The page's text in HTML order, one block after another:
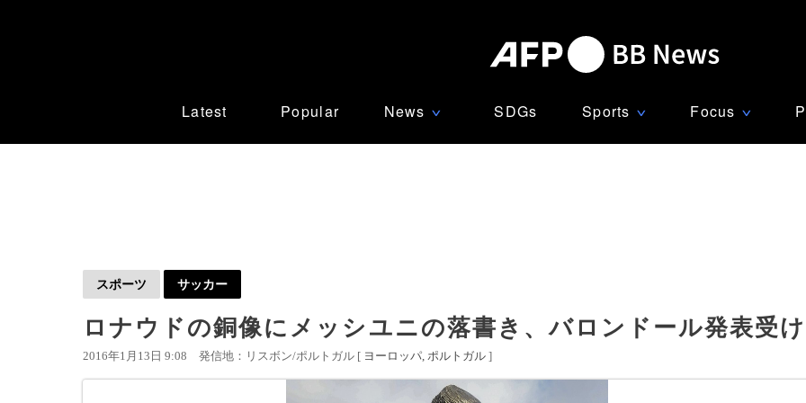
Latest Popular News ∨ SDGs Sports ∨ Focus ∨
スポーツ サッカー
ロナウドの銅像にメッシユニの落書き、バロンドール発表受け
2016年1月13日 9:08 発信地：リスボン/ポルトガル [ ヨーロッパ ポルトガル ]